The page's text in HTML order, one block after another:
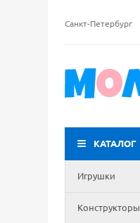
Санкт-Петербург
КАТАЛОГ
Игрушки
Конструкторы